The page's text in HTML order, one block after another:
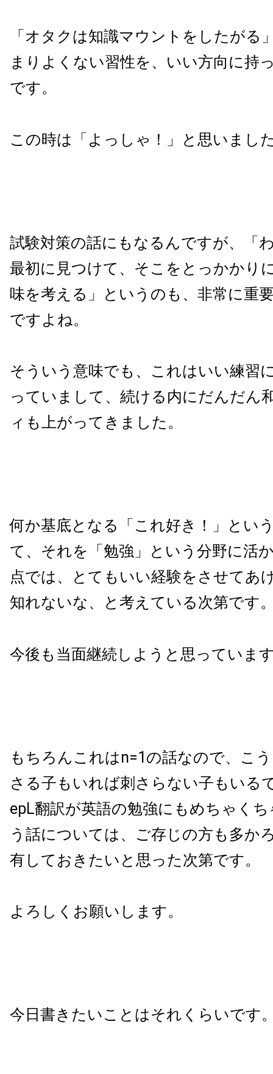
「オタクは知識マウントをしたがる
まりよくない習性を、いい方向に持
です。
この時は「よっしゃ！」と思いまし
試験対策の話にもなるんですが、「
最初に見つけて、そこをとっかかり
味を考える」というのも、非常に重
ですよね。
そういう意味でも、これはいい練習
っていまして、続ける内にだんだん
ィも上がってきました。
何か基底となる「これ好き！」とい
て、それを「勉強」という分野に活
点では、とてもいい経験をさせてあ
知れないな、と考えている次第です
今後も当面継続しようと思っていま
もちろんこれはn=1の話なので、こ
さる子もいれば刺さらない子もいる
epL翻訳が英語の勉強にもめちゃく
う話については、ご存じの方も多か
有しておきたいと思った次第です。
よろしくお願いします。
今日書きたいことはそれくらいです